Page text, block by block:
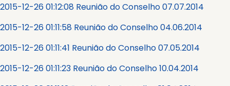
2015-12-26 01:12:08 Reunião do Conselho 07.07.2014
2015-12-26 01:11:58 Reunião do Conselho 04.06.2014
2015-12-26 01:11:41 Reunião do Conselho 07.05.2014
2015-12-26 01:11:23 Reunião do Conselho 10.04.2014